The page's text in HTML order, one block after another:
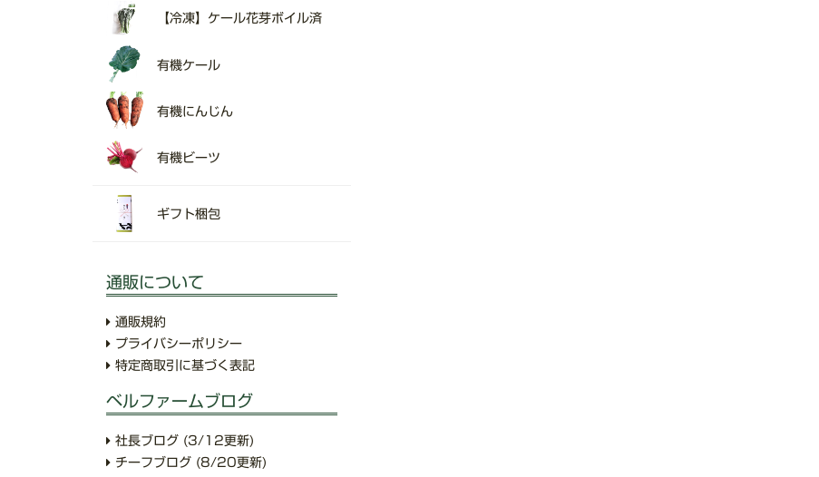
【冷凍】ケール花芽ボイル済
有機ケール
有機にんじん
有機ビーツ
ギフト梱包
通販について
通販規約
プライバシーポリシー
特定商取引に基づく表記
ベルファームブログ
社長ブログ (3/12更新)
チーフブログ (8/20更新)